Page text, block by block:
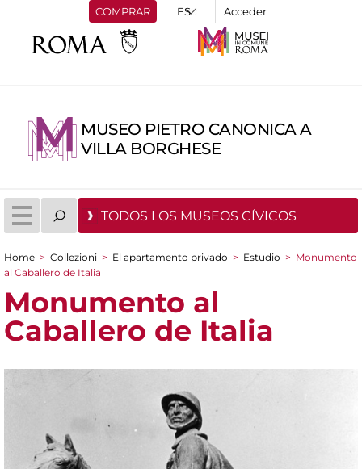
COMPRAR Acceder
MUSEO PIETRO CANONICA A
VILLA BORGHESE
TODOS LOS MUSEOS CÍVICOS
You are here
Home > Collezioni > El apartamento privado > Estudio > Monumento
al Caballero de Italia
Monumento al
Caballero de Italia